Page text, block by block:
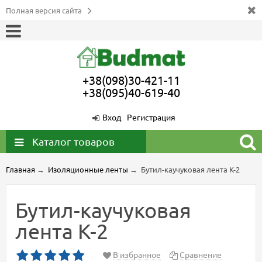
Полная версия сайта
+38(098)30-421-11
+38(095)40-619-40
Вход Регистрация
Каталог товаров
Главная → Изоляционные ленты → Бутил-каучуковая лента К-2
Бутил-каучуковая
лента К-2
В избранное Сравнение